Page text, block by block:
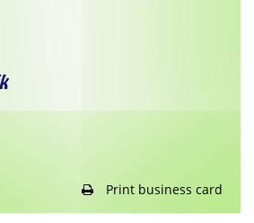
Print business card